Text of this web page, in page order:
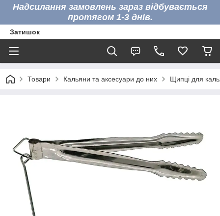
Надсилання замовлень зараз відбувається
протягом 1-3 днів.
Затишок
Товари Кальяни та аксесуари до них Щипці для